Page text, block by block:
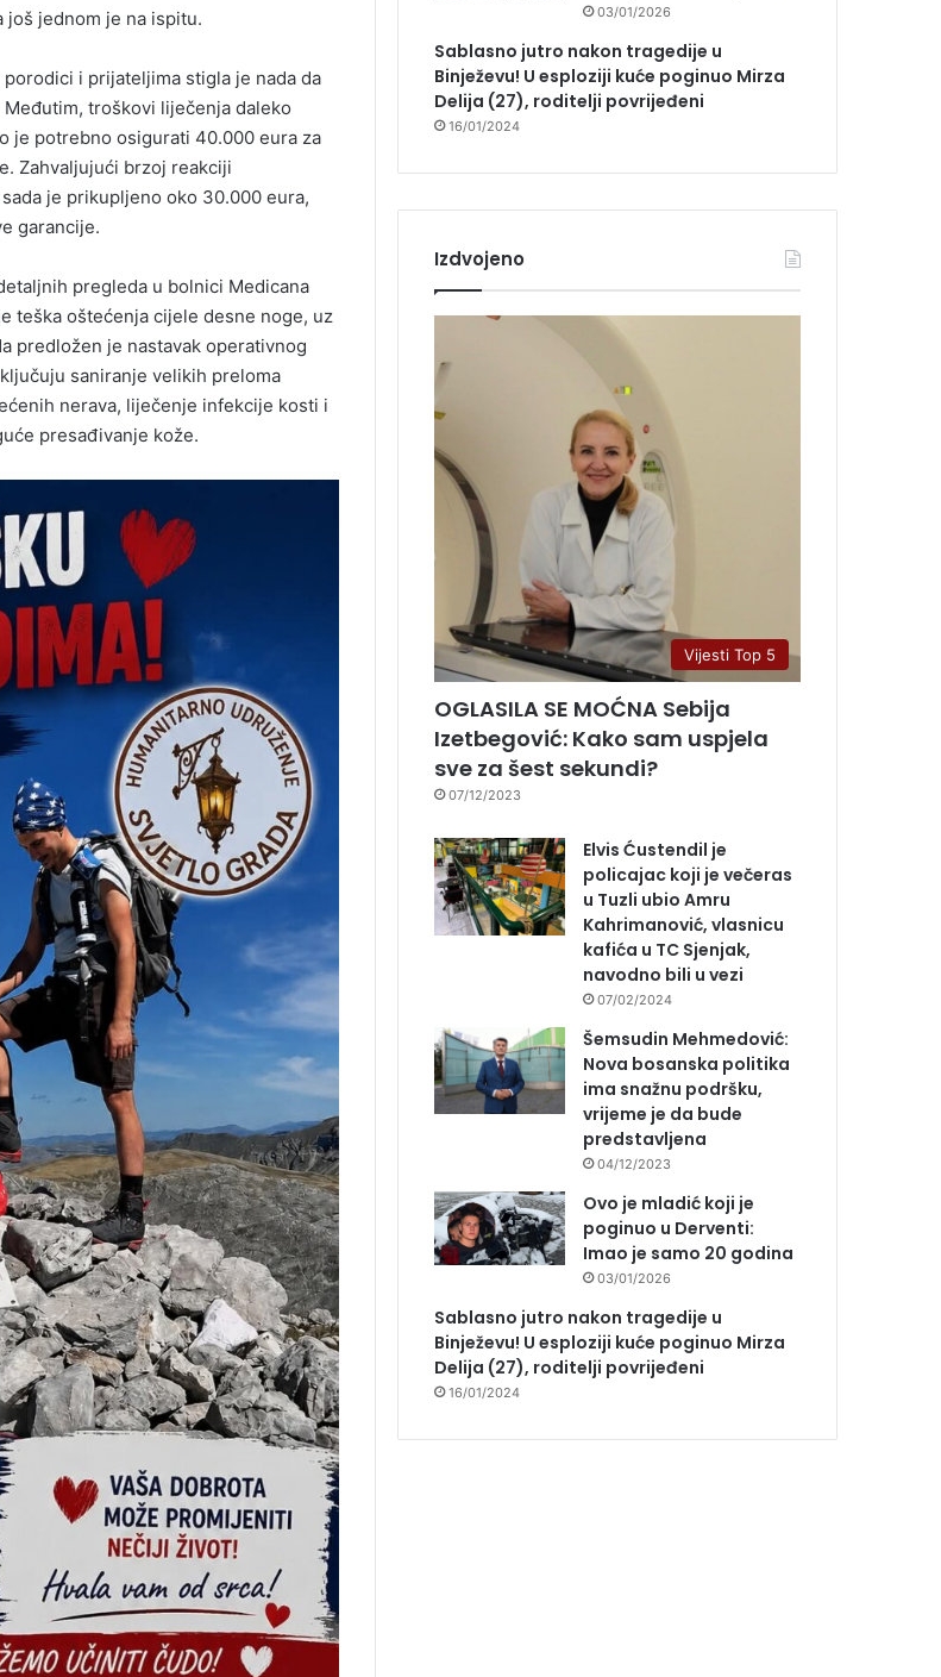
još jednom je na ispitu.
i prijateljima stigla je nada da
troškovi liječenja daleko
je potrebno osigurati 40.000 eura za
Zahvaljujući brzoj reakciji
je prikupljeno oko 30.000 eura,
garancije.
pregleda u bolnici Medicana
teška oštećenja cijele desne noge, uz
predložen je nastavak operativnog
saniranje velikih preloma
nerava, liječenje infekcije kosti i
presađivanje kože.
03/01/2026
Sablasno jutro nakon tragedije u
Binježevu! U esploziji kuće poginuo Mirza
Delija (27), roditelji povrijeđeni
16/01/2024
Izdvojeno
Vijesti Top 5
OGLASILA SE MOĆNA Sebija
Izetbegović: Kako sam uspjela
sve za šest sekundi?
07/12/2023
Elvis Ćustendil je
policajac koji je večeras
u Tuzli ubio Amru
Kahrimanović, vlasnicu
kafića u TC Sjenjak,
navodno bili u vezi
07/02/2024
Šemsudin Mehmedović:
Nova bosanska politika
ima snažnu podršku,
vrijeme je da bude
predstavljena
04/12/2023
Ovo je mladić koji je
poginuo u Derventi:
Imao je samo 20 godina
03/01/2026
Sablasno jutro nakon tragedije u
Binježevu! U esploziji kuće poginuo Mirza
Delija (27), roditelji povrijeđeni
16/01/2024